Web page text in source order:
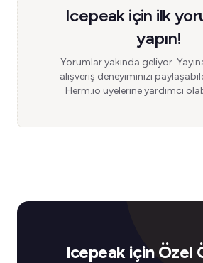
Icepeak için ilk
yapın!
Yorumlar yakında geliyor.
alışveriş deneyiminizi
Herm.io üyelerine yardımcı
Icepeak için Özel